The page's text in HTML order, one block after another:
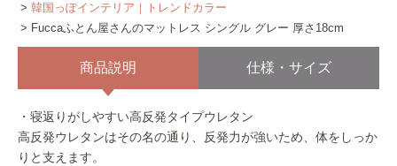
韓国っぽインテリア｜トレンドカラー
Fuccaふとん屋さんのマットレス シングル グレー 厚さ18cm
商品説明 仕様・サイズ
・寝返りがしやすい高反発タイプウレタン
高反発ウレタンはその名の通り、反発力が強いため、体をしっか
りと支えます。